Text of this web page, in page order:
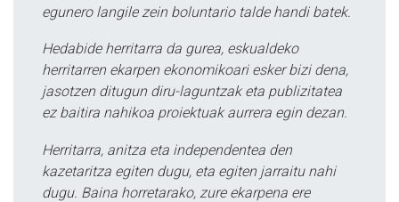
egunero langile zein boluntario talde handi batek.
Hedabide herritarra da gurea, eskualdeko
herritarren ekarpen ekonomikoari esker bizi dena,
jasotzen ditugun diru-laguntzak eta publizitatea
ez baitira nahikoa proiektuak aurrera egin dezan.
Herritarra, anitza eta independentea den
kazetaritza egiten dugu, eta egiten jarraitu nahi
dugu. Baina horretarako, zure ekarpena ere